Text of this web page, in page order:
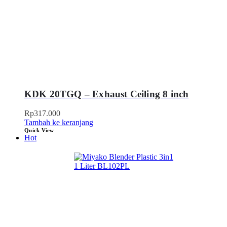
KDK 20TGQ – Exhaust Ceiling 8 inch
Rp317.000
Tambah ke keranjang
Quick View
Hot